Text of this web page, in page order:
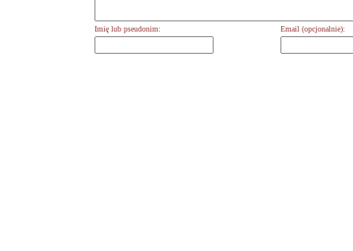
Imię lub pseudonim: Email (opcjonalnie):